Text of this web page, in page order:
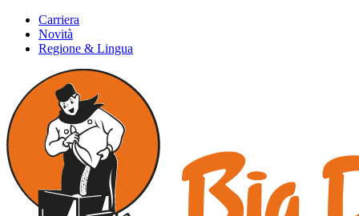
Carriera
Novità
Regione & Lingua